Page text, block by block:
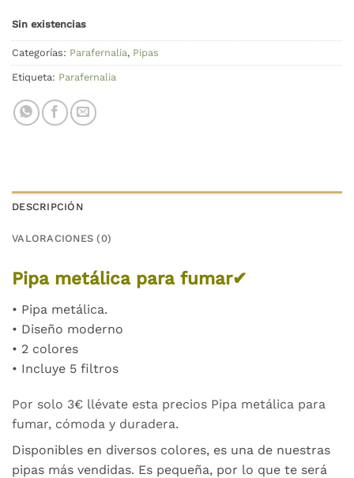
Sin existencias
Categorías: Parafernalia, Pipas
Etiqueta: Parafernalia
DESCRIPCIÓN
VALORACIONES (0)
Pipa metálica para fumar✔
• Pipa metálica.
• Diseño moderno
• 2 colores
• Incluye 5 filtros
Por solo 3€ llévate esta precios Pipa metálica para
fumar, cómoda y duradera.
Disponibles en diversos colores, es una de nuestras
pipas más vendidas. Es pequeña, por lo que te será